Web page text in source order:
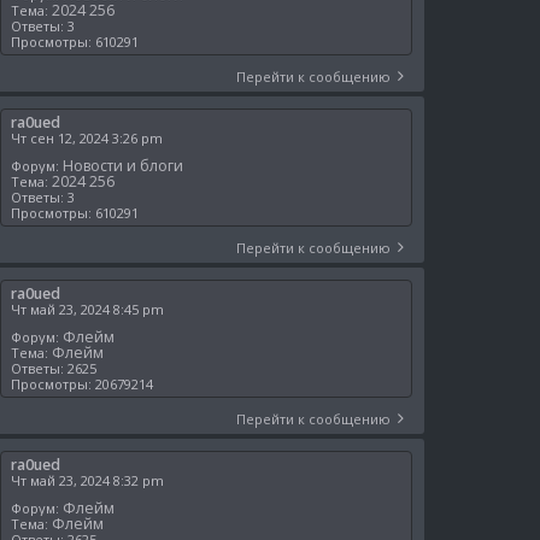
Тема: 2024 256
Ответы:3
Просмотры: 610291
Перейти к сообщению
ra0ued
Чт сен 12, 2024 3:26 pm
Форум: Новости и блоги
Тема: 2024 256
Ответы:3
Просмотры: 610291
Перейти к сообщению
ra0ued
Чт май 23, 2024 8:45 pm
Форум: Флейм
Тема: Флейм
Ответы:2625
Просмотры:20679214
Перейти к сообщению
ra0ued
Чт май 23, 2024 8:32 pm
Форум: Флейм
Тема: Флейм